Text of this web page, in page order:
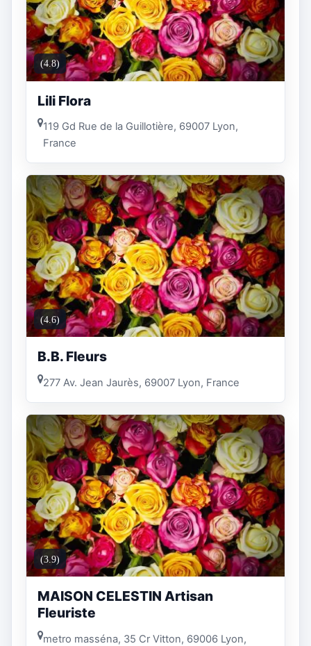
(4.8)
Lili Flora
119 Gd Rue de la Guillotière, 69007 Lyon,
France
(4.6)
B.B. Fleurs
277 Av. Jean Jaurès, 69007 Lyon, France
(3.9)
MAISON CELESTIN Artisan
Fleuriste
metro masséna, 35 Cr Vitton, 69006 Lyon,